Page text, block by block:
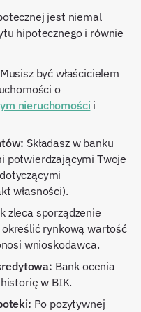
jest niemal
hipotecznego i równie
Musisz być właścicielem
o
nieruchomości i
Składasz w banku
potwierdzającymi Twoje
własności).
zleca sporządzenie
określić rynkową wartość
wnioskodawca.
Bank ocenia
w BIK.
Po pozytywnej